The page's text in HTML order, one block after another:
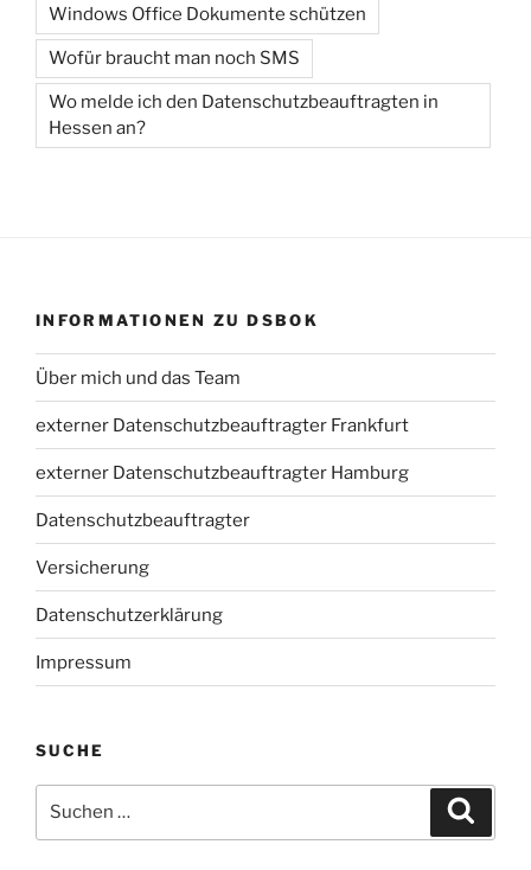
Windows Office Dokumente schützen
Wofür braucht man noch SMS
Wo melde ich den Datenschutzbeauftragten in
Hessen an?
INFORMATIONEN ZU DSBOK
Über mich und das Team
externer Datenschutzbeauftragter Frankfurt
externer Datenschutzbeauftragter Hamburg
Datenschutzbeauftragter
Versicherung
Datenschutzerklärung
Impressum
SUCHE
nach: